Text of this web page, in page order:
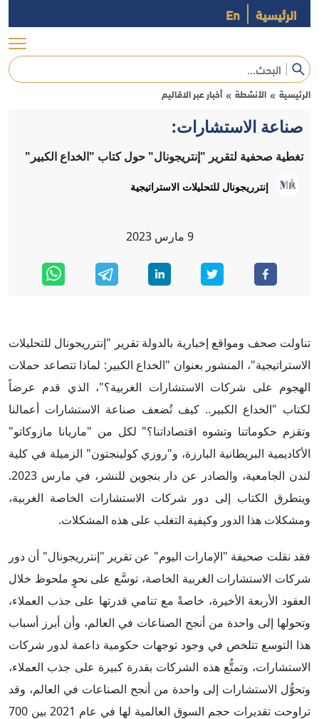
الرئيسية En
الرئيسية » الأنشطة » أخبار عبر الاقاليم
صناعة الاستشارات:
تغطية صحفية لتقرير "إنتريجونال" حول كتاب "الخداع الكبير"
إنترريجونال للتحليلات الاستراتيجية
9 مارس 2023
تناولت صحف ومواقع إخبارية بالدولة تقرير "إنترريجونال للتحليلات
الاستراتيجية"، المنشور بعنوان "الخداع الكبير: لماذا تتصاعد حملات
الهجوم على شركات الاستشارات الغربية؟"، الذي قدم عرضاً
لكتاب "الخداع الكبير.. كيف تُضعف صناعة الاستشارات أعمالنا
وتقزم حكوماتنا وتشوه اقتصاداتنا؟" لكل من "ماريانا مازوكاتو"
الأكاديمية البريطانية البارزة، و"روزي كولينجتون" الزميلة في كلية
لندن الجامعية، والصادر عن دار بنجوين للنشر، في مارس 2023.
ويتطرق الكتاب إلى دور شركات الاستشارات الخاصة الغربية،
ومشكلات هذا الدور وكيفية التغلب على هذه المشكلات.
فقد نقلت صحيفة "الإمارات اليوم" عن تقرير "إنترريجونال" أن دور
شركات الاستشارات الغربية الخاصة، توسَّع على نحوٍ ملحوظ خلال
العقود الأربعة الأخيرة، خاصةً مع تنامي قدرتها على جذب العملاء،
وتحولها إلى واحدة من أنجح الصناعات في العالم، وأن أبرز أسباب
هذا التوسع تتلخص في وجود توجهات حكومية داعمة لدور شركات
الاستشارات، وتمتُّع هذه الشركات بقدرة كبيرة على جذب العملاء،
وتحوُّل الاستشارات إلى واحدة من أنجح الصناعات في العالم، وقد
تراوحت تقديرات حجم السوق العالمية لها في عام 2021 بين 700